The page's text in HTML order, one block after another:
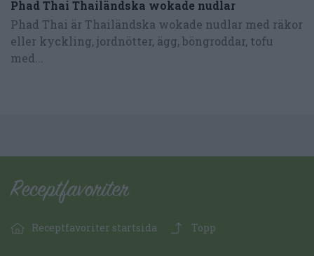
Phad Thai Thailändska wokade nudlar
Phad Thai är Thailändska wokade nudlar med räkor
eller kyckling, jordnötter, ägg, böngroddar, tofu
med...
Receptfavoriter startsida Topp